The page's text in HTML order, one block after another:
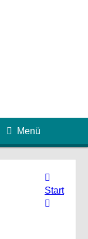
Menü
Start